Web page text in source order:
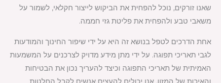
שאנו זורקים, נוכל להפחית את הביקוש לייצור חקלאי, לשמור על
משאבי טבע ולהפחית את פליטת גזי חממה.
אחת הדרכים לטפל בנושא זה היא על ידי שיפור החינוך והמודעות
לגבי תאריכי תפוגה. על ידי מתן מידע מדויק לצרכנים על המשמעות
האמיתית של תאריכי התפוגה וכיצד להעריך נכון את הבטיחות